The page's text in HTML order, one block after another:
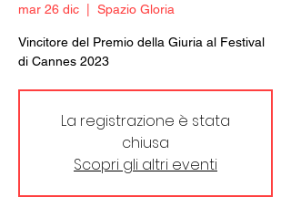
mar 26 dic Spazio Gloria
Vincitore del Premio della Giuria al Festival
di Cannes 2023
La registrazione è stata
chiusa
Scopri gli altri eventi